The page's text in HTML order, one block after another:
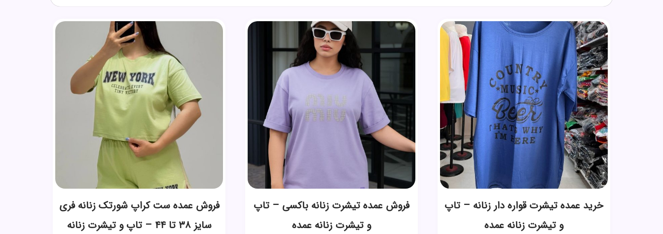
خرید عمده تیشرت قواره دار زنانه – تاپ
و تیشرت زنانه عمده
فروش عمده تیشرت زنانه باکسی – تاپ
و تیشرت زنانه عمده
فروش عمده ست کراپ شورتک زنانه فری
سایز ۳۸ تا ۴۴ – تاپ و تیشرت زنانه